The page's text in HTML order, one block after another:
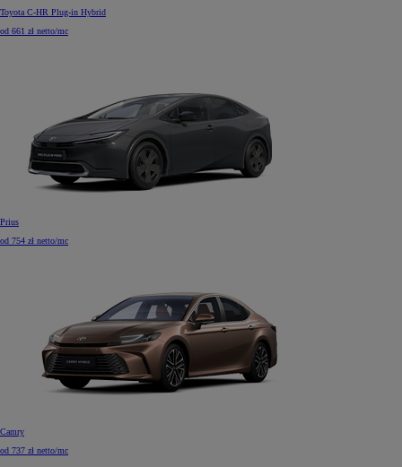
Toyota C-HR Plug-in Hybrid
od 661 zł netto/mc
Prius
od 754 zł netto/mc
Camry
od 737 zł netto/mc